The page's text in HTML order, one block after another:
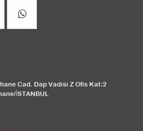
Cad. Dap Vadisi Z Ofis Kat:2
İSTANBUL